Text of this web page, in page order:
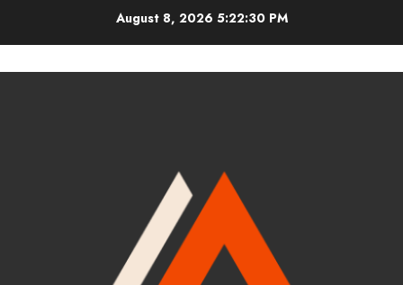
August 8, 20265:22:31 PM